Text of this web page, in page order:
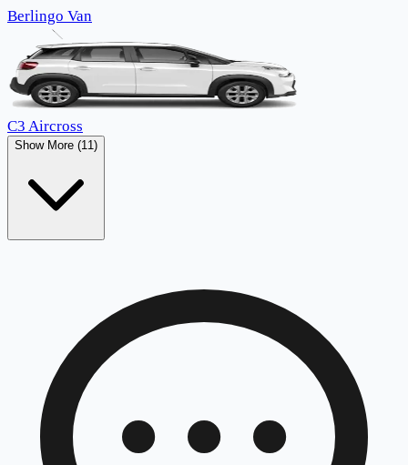
Berlingo Van
C3 Aircross
Show More (11)